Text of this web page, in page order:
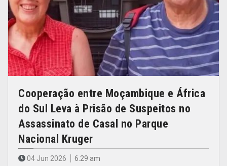
Cooperação entre Moçambique e África
do Sul Leva à Prisão de Suspeitos no
Assassinato de Casal no Parque
Nacional Kruger
04 Jun 2026 6.29 am